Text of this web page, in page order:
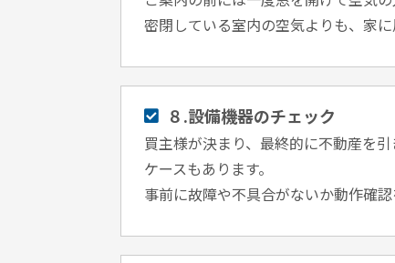
密閉している室内の空気よりも、家
８.設備機器のチェック
買主様が決まり、最終的に不動産を
ケースもあります。
事前に故障や不具合がないか動作確認